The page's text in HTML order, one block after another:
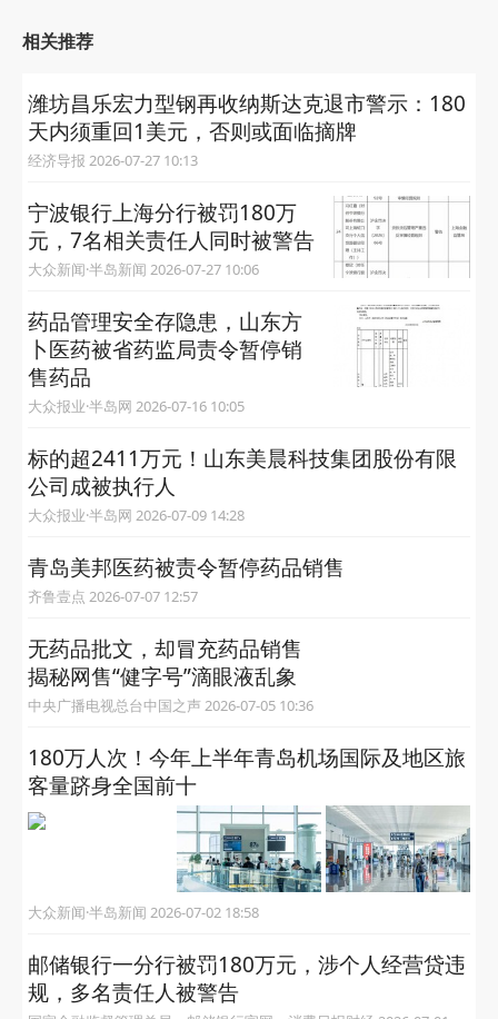
相关推荐
潍坊昌乐宏力型钢再收纳斯达克退市警示：180
天内须重回1美元，否则或面临摘牌
经济导报 2026-07-27 10:13
宁波银行上海分行被罚180万
元，7名相关责任人同时被警告
大众新闻·半岛新闻 2026-07-27 10:06
药品管理安全存隐患，山东方
卜医药被省药监局责令暂停销
售药品
大众报业·半岛网 2026-07-16 10:05
标的超2411万元！山东美晨科技集团股份有限
公司成被执行人
大众报业·半岛网 2026-07-09 14:28
青岛美邦医药被责令暂停药品销售
齐鲁壹点 2026-07-07 12:57
无药品批文，却冒充药品销售
揭秘网售“健字号”滴眼液乱象
中央广播电视总台中国之声 2026-07-05 10:36
180万人次！今年上半年青岛机场国际及地区旅
客量跻身全国前十
大众新闻·半岛新闻 2026-07-02 18:58
邮储银行一分行被罚180万元，涉个人经营贷违
规，多名责任人被警告